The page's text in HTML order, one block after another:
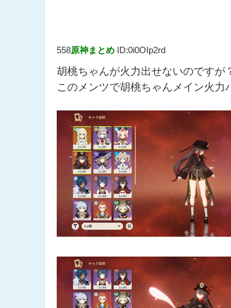
558原神まとめ ID:0i0OIp2rd
胡桃ちゃんが火力出せないのですが
このメンツで胡桃ちゃんメイン火力